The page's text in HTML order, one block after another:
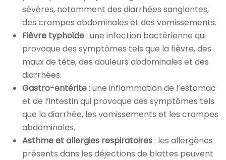
sévères, notamment des diarrhées sanglantes,
des crampes abdominales et des vomissements.
Fièvre typhoïde: une infection bactérienne qui
provoque des symptômes tels que la fièvre, des
maux de tête, des douleurs abdominales et des
diarrhées.
Gastro-entérite: une inflammation de l’estomac
et de l’intestin qui provoque des symptômes tels
que la diarrhée, les vomissements et les crampes
abdominales.
Asthme et allergies respiratoires: les allergènes
présents dans les déjections de blattes peuvent